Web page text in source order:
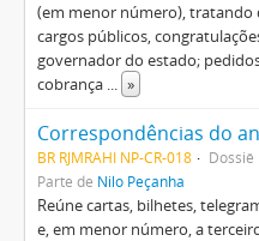
(em menor número), tratando
cargos públicos,
governador do estado;
cobrança ... »
Correspondências do
BR RJMRAHI NP-CR-018 Dossiê
Parte de Nilo Peçanha
Reúne cartas, bilhetes,
e, em menor número, a